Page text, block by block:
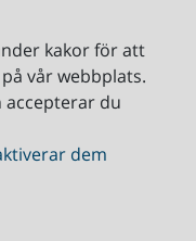
kakor för att
vår webbplats.
accepterar du
dem